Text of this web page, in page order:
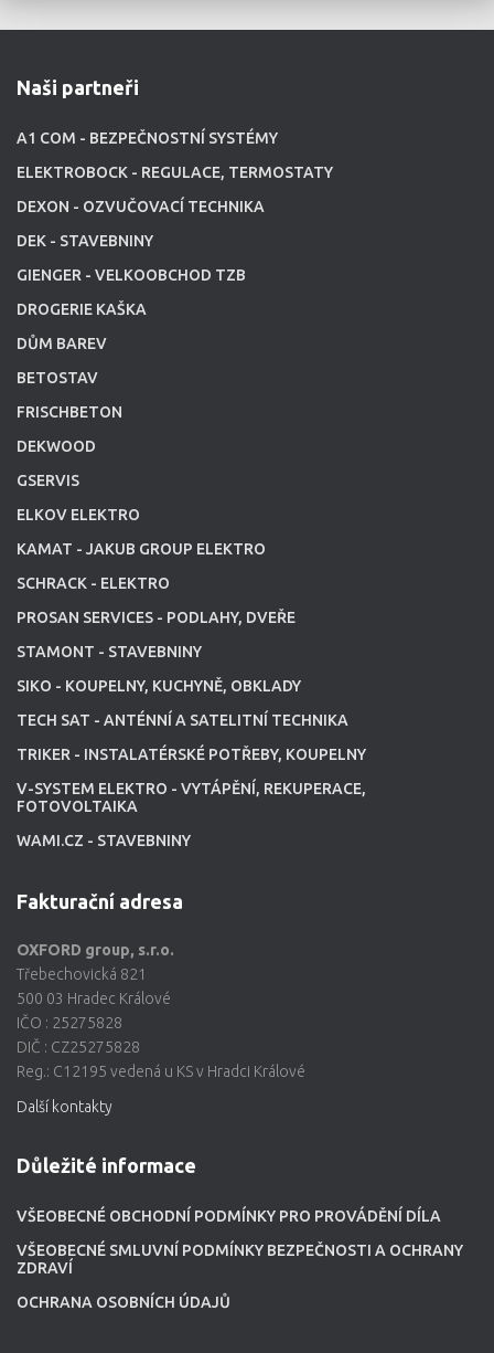
Naši partneři
A1 COM - BEZPEČNOSTNÍ SYSTÉMY
ELEKTROBOCK - REGULACE, TERMOSTATY
DEXON - OZVUČOVACÍ TECHNIKA
DEK - STAVEBNINY
GIENGER - VELKOOBCHOD TZB
DROGERIE KAŠKA
DŮM BAREV
BETOSTAV
FRISCHBETON
DEKWOOD
GSERVIS
ELKOV ELEKTRO
KAMAT - JAKUB GROUP ELEKTRO
SCHRACK - ELEKTRO
PROSAN SERVICES - PODLAHY, DVEŘE
STAMONT - STAVEBNINY
SIKO - KOUPELNY, KUCHYNĚ, OBKLADY
TECH SAT - ANTÉNNÍ A SATELITNÍ TECHNIKA
TRIKER - INSTALATÉRSKÉ POTŘEBY, KOUPELNY
V-SYSTEM ELEKTRO - VYTÁPĚNÍ, REKUPERACE,
FOTOVOLTAIKA
WAMI.CZ - STAVEBNINY
Fakturační adresa
OXFORD group, s.r.o.
Třebechovická 821
500 03 Hradec Králové
IČO : 25275828
DIČ : CZ25275828
Reg.: C12195 vedená u KS v Hradci Králové
Další kontakty
Důležité informace
VŠEOBECNÉ OBCHODNÍ PODMÍNKY PRO PROVÁDĚNÍ DÍLA
VŠEOBECNÉ SMLUVNÍ PODMÍNKY BEZPEČNOSTI A OCHRANY
ZDRAVÍ
OCHRANA OSOBNÍCH ÚDAJŮ